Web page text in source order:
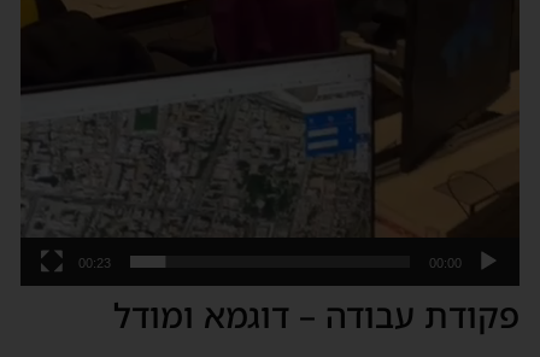
00:00
00:23
עבודה – דוגמא ומודל